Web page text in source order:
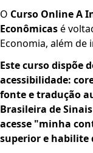
O Curso Online A
Econômicasé
Economia, além de
Este curso dispõe
acessibilidade:
fonte e tradução
Brasileira de
acesse "minha
superior e habilite